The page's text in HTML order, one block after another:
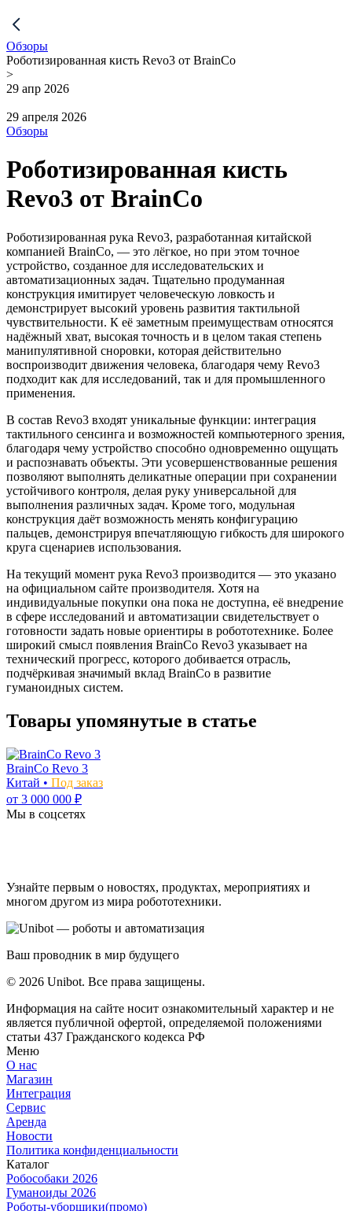
Обзоры
Роботизированная кисть Revo3 от BrainCo
>
29 апр 2026
29 апреля 2026
Обзоры
Роботизированная кисть
Revo3 от BrainCo
Роботизированная рука Revo3, разработанная китайской
компанией BrainCo, — это лёгкое, но при этом точное
устройство, созданное для исследовательских и
автоматизационных задач. Тщательно продуманная
конструкция имитирует человеческую ловкость и
демонстрирует высокий уровень развития тактильной
чувствительности. К её заметным преимуществам относятся
надёжный хват, высокая точность и в целом такая степень
манипулятивной сноровки, которая действительно
воспроизводит движения человека, благодаря чему Revo3
подходит как для исследований, так и для промышленного
применения.
В состав Revo3 входят уникальные функции: интеграция
тактильного сенсинга и возможностей компьютерного зрения,
благодаря чему устройство способно одновременно ощущать
и распознавать объекты. Эти усовершенствованные решения
позволяют выполнять деликатные операции при сохранении
устойчивого контроля, делая руку универсальной для
выполнения различных задач. Кроме того, модульная
конструкция даёт возможность менять конфигурацию
пальцев, демонстрируя впечатляющую гибкость для широкого
круга сценариев использования.
На текущий момент рука Revo3 производится — это указано
на официальном сайте производителя. Хотя на
индивидуальные покупки она пока не доступна, её внедрение
в сфере исследований и автоматизации свидетельствует о
готовности задать новые ориентиры в робототехнике. Более
широкий смысл появления BrainCo Revo3 указывает на
технический прогресс, которого добивается отрасль,
подчёркивая значимый вклад BrainCo в развитие
гуманоидных систем.
Товары упомянутые в статье
BrainCo Revo 3
Китай • Под заказ
от 3 000 000 ₽
Мы в соцсетях
Узнайте первым о новостях, продуктах, мероприятиях и
многом другом из мира робототехники.
Ваш проводник в мир будущего
© 2026 Unibot. Все права защищены.
Информация на сайте носит ознакомительный характер и не
является публичной офертой, определяемой положениями
статьи 437 Гражданского кодекса РФ
Меню
О нас
Магазин
Интеграция
Сервис
Аренда
Новости
Политика конфиденциальности
Каталог
Робособаки 2026
Гуманоиды 2026
Роботы-уборщики(промо)